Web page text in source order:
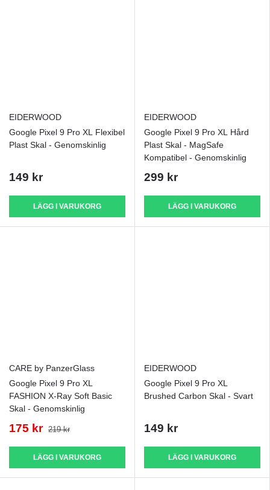
EIDERWOOD
Google Pixel 9 Pro XL Flexibel
Plast Skal - Genomskinlig
149 kr
LÄGG I VARUKORG
EIDERWOOD
Google Pixel 9 Pro XL Hård
Plast Skal - MagSafe
Kompatibel - Genomskinlig
299 kr
LÄGG I VARUKORG
CARE by PanzerGlass
Google Pixel 9 Pro XL
FASHION X-Ray Soft Basic
Skal - Genomskinlig
175 kr 219 kr
LÄGG I VARUKORG
EIDERWOOD
Google Pixel 9 Pro XL
Brushed Carbon Skal - Svart
149 kr
LÄGG I VARUKORG